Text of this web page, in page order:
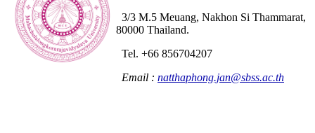
3/3 M.5 Meuang, Nakhon Si Thammarat,
80000 Thailand.
Tel. +66 856704207
Email : natthaphong.jan@sbss.ac.th